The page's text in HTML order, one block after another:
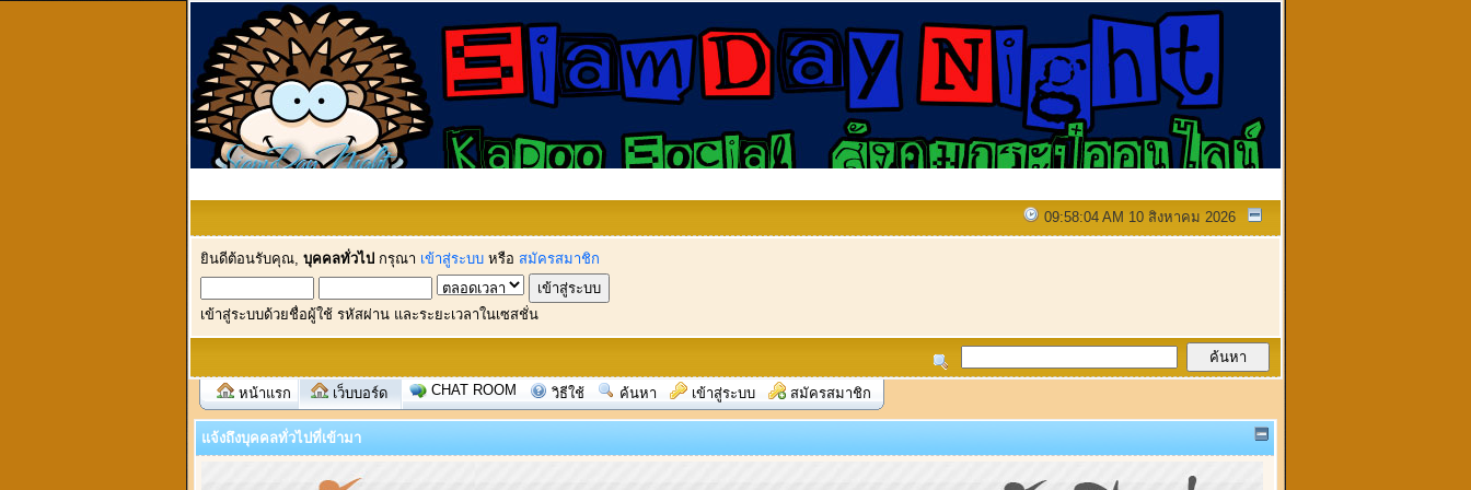
09:58:04 AM 10 สิงหาคม 2026
ยินดีต้อนรับคุณ, บุคคลทั่วไป กรุณา เข้าสู่ระบบ หรือ สมัครสมาชิก
เข้าสู่ระบบด้วยชื่อผู้ใช้ รหัสผ่าน และระยะเวลาในเซสชั่น
หน้าแรก เว็บบอร์ด CHAT ROOM วิธีใช้ ค้นหา เข้าสู่ระบบ สมัครสมาชิก
แจ้งถึงบุคคลทั่วไปที่เข้ามา